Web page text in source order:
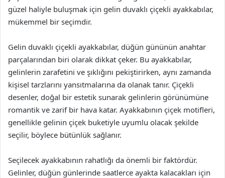
güzel haliyle buluşmak için gelin duvaklı çiçekli ayakkabılar,
mükemmel bir seçimdir.
Gelin duvaklı çiçekli ayakkabılar, düğün gününün anahtar
parçalarından biri olarak dikkat çeker. Bu ayakkabılar,
gelinlerin zarafetini ve şıklığını pekiştirirken, aynı zamanda
kişisel tarzlarını yansıtmalarına da olanak tanır. Çiçekli
desenler, doğal bir estetik sunarak gelinlerin görünümüne
romantik ve zarif bir hava katar. Ayakkabının çiçek motifleri,
genellikle gelinin çiçek buketiyle uyumlu olacak şekilde
seçilir, böylece bütünlük sağlanır.
Seçilecek ayakkabının rahatlığı da önemli bir faktördür.
Gelinler, düğün günlerinde saatlerce ayakta kalacakları için